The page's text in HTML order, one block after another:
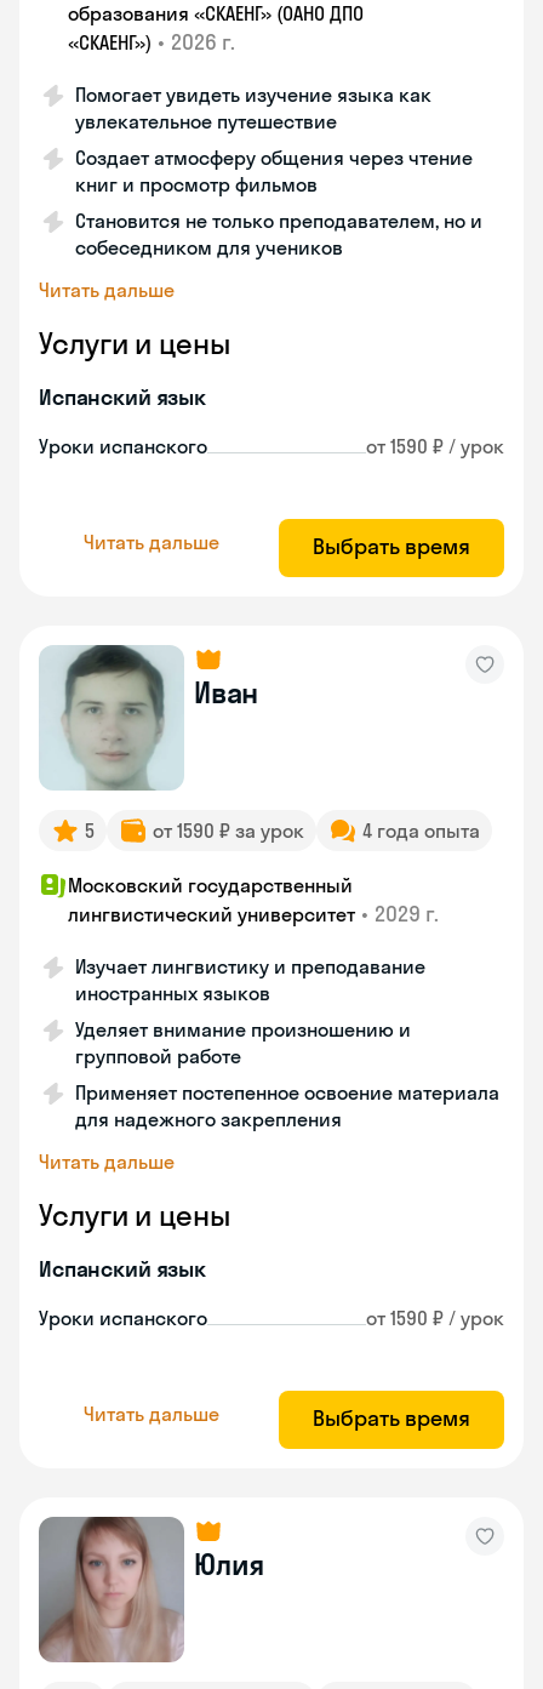
образования «СКАЕНГ» (ОАНО ДПО
«СКАЕНГ») • 2026 г.
Помогает увидеть изучение языка как
увлекательное путешествие
Создает атмосферу общения через чтение
книг и просмотр фильмов
Становится не только преподавателем, но и
собеседником для учеников
Читать дальше
Услуги и цены
Испанский язык
Уроки испанского от 1590 ₽ / урок
Читать дальше Выбрать время
Иван
5 от 1590 ₽ за урок 4 года опыта
Московский государственный
лингвистический университет • 2029 г.
Изучает лингвистику и преподавание
иностранных языков
Уделяет внимание произношению и
групповой работе
Применяет постепенное освоение материала
для надежного закрепления
Читать дальше
Услуги и цены
Испанский язык
Уроки испанского от 1590 ₽ / урок
Читать дальше Выбрать время
Юлия